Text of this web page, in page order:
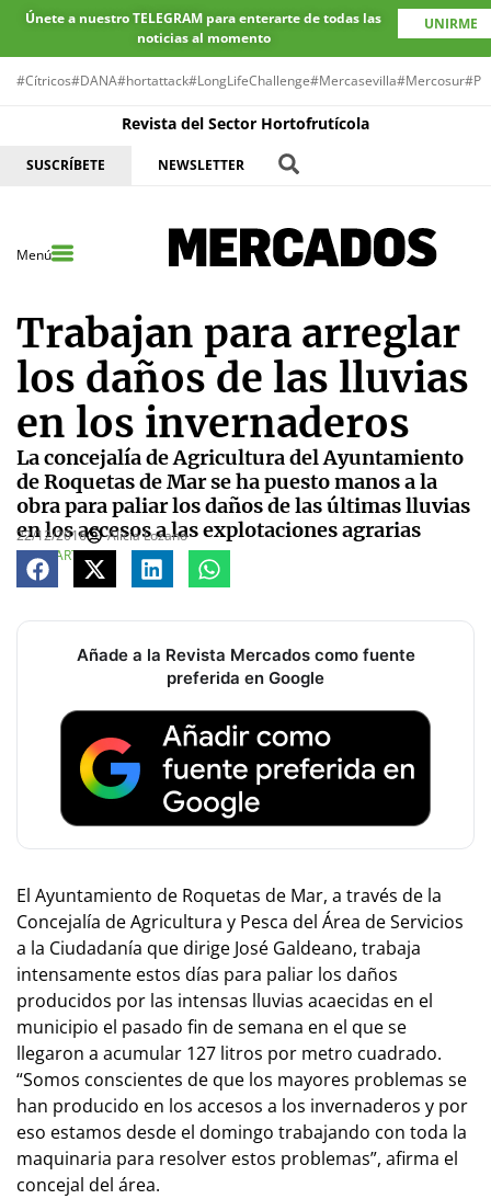
Únete a nuestro TELEGRAM para enterarte de todas las
noticias al momento
UNIRME
#Cítricos#DANA#hortattack#LongLifeChallenge#Mercasevilla#Mercosur
Revista del Sector Hortofrutícola
SUSCRÍBETE NEWSLETTER
Menú
Trabajan para arreglar
los daños de las lluvias
en los invernaderos
La concejalía de Agricultura del Ayuntamiento
de Roquetas de Mar se ha puesto manos a la
obra para paliar los daños de las últimas lluvias
en los accesos a las explotaciones agrarias
22/12/2016
Alicia Lozano
COMPARTE
Añade a la Revista Mercados como fuente
preferida en Google
El Ayuntamiento de Roquetas de Mar, a través de la
Concejalía de Agricultura y Pesca del Área de Servicios
a la Ciudadanía que dirige José Galdeano, trabaja
intensamente estos días para paliar los daños
producidos por las intensas lluvias acaecidas en el
municipio el pasado fin de semana en el que se
llegaron a acumular 127 litros por metro cuadrado.
“Somos conscientes de que los mayores problemas se
han producido en los accesos a los invernaderos y por
eso estamos desde el domingo trabajando con toda la
maquinaria para resolver estos problemas”, afirma el
concejal del área.